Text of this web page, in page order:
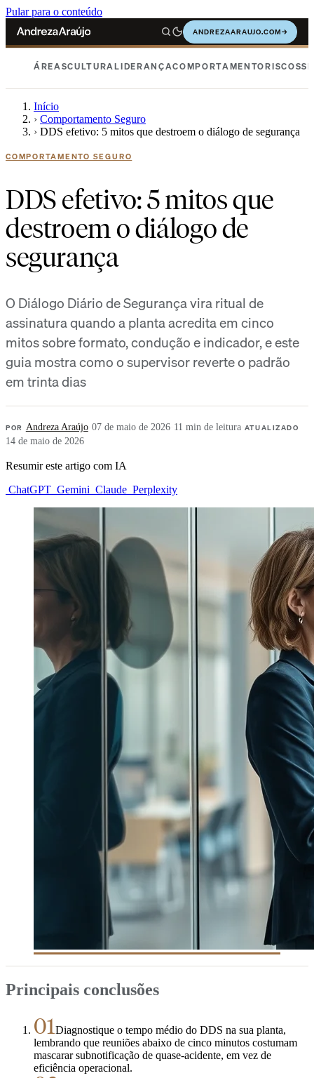
Pular para o conteúdo
ANDREZAARAUJO.COM→
ÁREASCULTURALIDERANÇACOMPORTAMENTORISCOS
Início
› Comportamento Seguro
› DDS efetivo: 5 mitos que destroem o diálogo de segurança
COMPORTAMENTO SEGURO
DDS efetivo: 5 mitos que
destroem o diálogo de
segurança
O Diálogo Diário de Segurança vira ritual de
assinatura quando a planta acredita em cinco
mitos sobre formato, condução e indicador, e este
guia mostra como o supervisor reverte o padrão
em trinta dias
POR Andreza Araújo·07 de maio de 2026· 11 min de leitura·ATUALIZADO
14 de maio de 2026
Resumir este artigo com IA
ChatGPT Gemini Claude Perplexity
Principais conclusões
01Diagnostique o tempo médio do DDS na sua planta,
lembrando que reuniões abaixo de cinco minutos costumam
mascarar subnotificação de quase-acidente, em vez de
eficiência operacional.